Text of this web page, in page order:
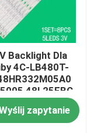
Backlight Dla
4C-LB480T-
48L25EBC
48L2600C
zapytanie